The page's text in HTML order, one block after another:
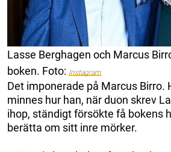
Lasse Berghagen och Marcus
boken. Foto: Instagram
Det imponerade på Marcus Birro.
minnes hur han, när duon skrev
ihop, ständigt försökte få bokens
berätta om sitt inre mörker.